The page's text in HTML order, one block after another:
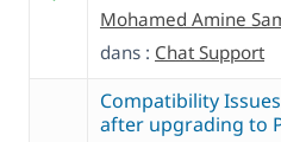
Mohamed Amine
dans : Chat Support
Compatibility
after upgrading to